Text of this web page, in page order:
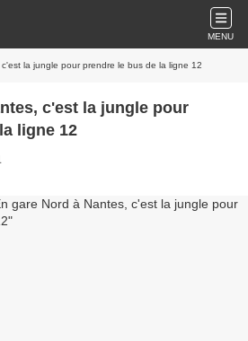
MENU
la jungle pour prendre le bus de la ligne 12
c'est la jungle pour
ligne 12